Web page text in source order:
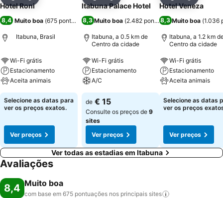
Hotel Roni
8,4 Muito boa (675 pontuações)
Itabuna, Brasil
Wi-Fi grátis
Estacionamento
Aceita animais
Selecione as datas para
ver os preços exatos.
Ver preços
Itabuna Palace Hotel
8,3Muito boa (2.482 pontuações)
Itabuna, a 0.5 km de
Centro da cidade
Wi-Fi grátis
Estacionamento
A/C
de € 15
Consulte os preços de 9
sites
Ver preços
Hotel Veneza
8,3 Muito boa (1.036
Itabuna, a 1.2 km
Centro da cidade
Wi-Fi grátis
Estacionamento
Aceita animais
Selecione as datas
ver os preços
Ver preços
Ver todas as estadias em Itabuna
Avaliações
8,4 Muito boa
com base em 675 pontuações nos principais sites